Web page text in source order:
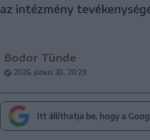
az intézmény
Bodor Tünde
2026. június 30., 20:29
Itt állíthatja be, hogy a